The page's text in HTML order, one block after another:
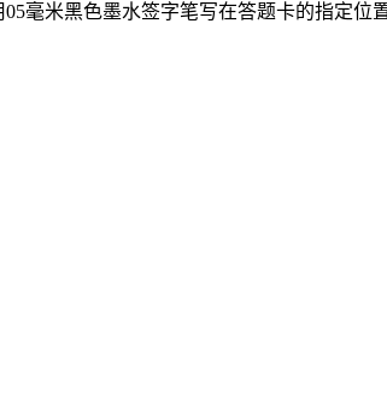
毫米黑色墨水签字笔写在答题卡的指定位